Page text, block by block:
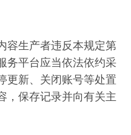
容生产者违反本规定第
务平台应当依法依约采
更新、关闭账号等处置
，保存记录并向有关主